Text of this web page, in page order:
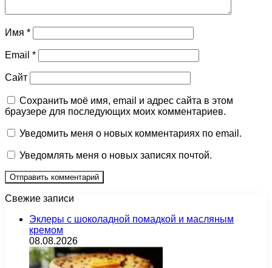
Имя *
Email *
Сайт
Сохранить моё имя, email и адрес сайта в этом
браузере для последующих моих комментариев.
Уведомить меня о новых комментариях по email.
Уведомлять меня о новых записях почтой.
Свежие записи
Эклеры с шоколадной помадкой и масляным
кремом
08.08.2026